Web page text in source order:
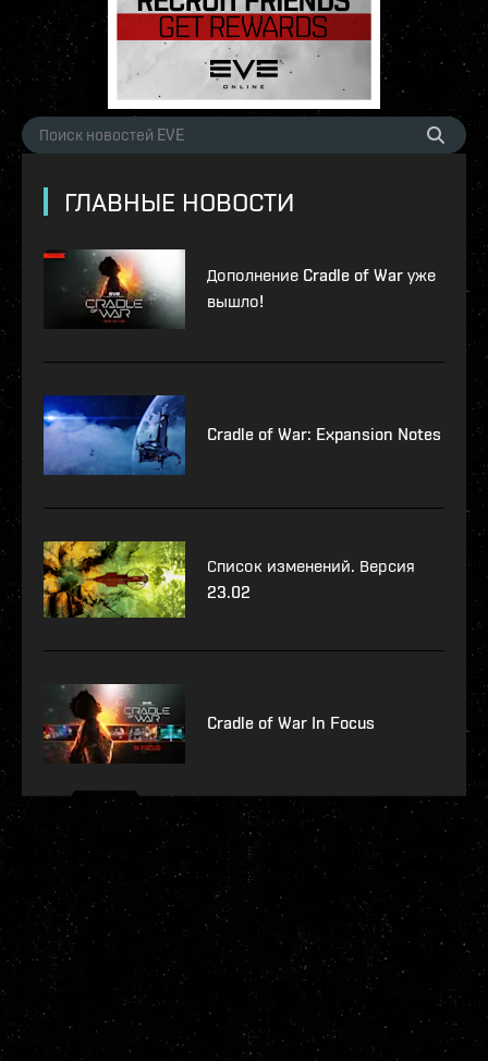
ГЛАВНЫЕ НОВОСТИ
Дополнение Cradle of War уже
вышло!
Cradle of War: Expansion Notes
Список изменений. Версия
23.02
Cradle of War In Focus